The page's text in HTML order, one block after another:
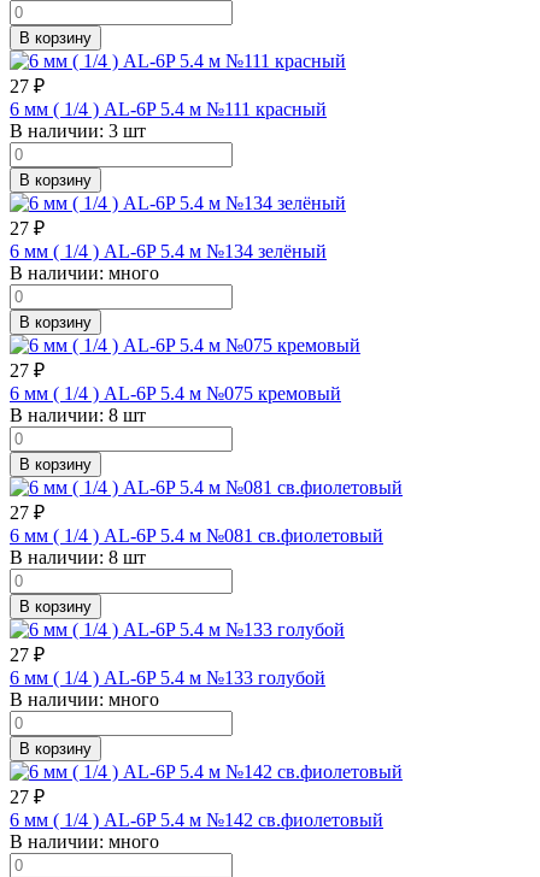
В корзину
27 ₽
6 мм ( 1/4 ) AL-6P 5.4 м №111 красный
В наличии: 3 шт
В корзину
27 ₽
6 мм ( 1/4 ) AL-6P 5.4 м №134 зелёный
В наличии: много
В корзину
27 ₽
6 мм ( 1/4 ) AL-6P 5.4 м №075 кремовый
В наличии: 8 шт
В корзину
27 ₽
6 мм ( 1/4 ) AL-6P 5.4 м №081 св.фиолетовый
В наличии: 8 шт
В корзину
27 ₽
6 мм ( 1/4 ) AL-6P 5.4 м №133 голубой
В наличии: много
В корзину
27 ₽
6 мм ( 1/4 ) AL-6P 5.4 м №142 св.фиолетовый
В наличии: много